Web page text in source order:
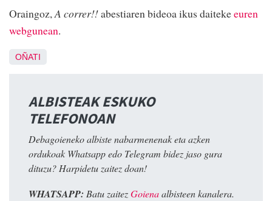
Oraingoz,A correr!!abestiaren bideoa ikus daitekeeuren
webgunean.
OÑATI
ALBISTEAK ESKUKO
TELEFONOAN
Debagoieneko albiste nabarmenenak eta azken
ordukoak Whatsapp edo Telegram bidez jaso gura
dituzu? Harpidetu zaitez doan!
WHATSAPP: Batu zaitezGoienaalbisteen kanalera.